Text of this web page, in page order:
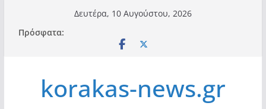
περιεχόμενο
Δευτέρα, 10 Αυγούστου, 2026
Πρόσφατα:
korakas-news.gr